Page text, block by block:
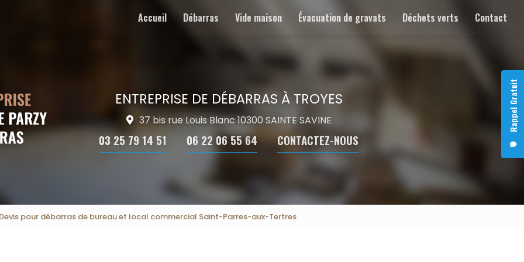
Rappel Gratuit
Accueil
Débarras Vide maison Évacuation de gravats Déchets verts Contact
ENTREPRISE DE DÉBARRAS À TROYES
37 bis rue Louis Blanc 10300 SAINTE SAVINE
03 25 79 14 51 06 22 06 55 64 CONTACTEZ-NOUS
Devis pour débarras de bureau et local commercial Saint-Parres-aux-Tertres